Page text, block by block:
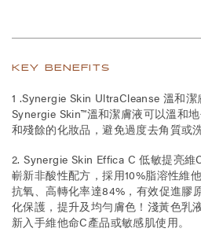
KEY BENEFITS
1 .Synergie Skin UltraCleanse 溫和
Synergie Skin™溫和潔膚液可以溫和
和殘餘的化妝品，避免過度去角質或
2. Synergie Skin Effica C 低敏提亮維
嶄新非酸性配方，採用10%脂溶性維
抗氧、高轉化率達84%，有效促進膠
化保護，提升及均勻膚色！淺黃色乳
新入手維他命C產品或敏感肌使用。